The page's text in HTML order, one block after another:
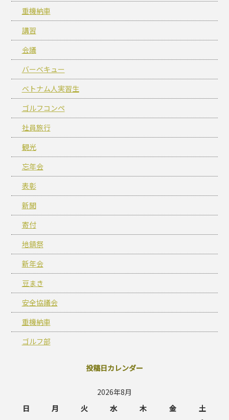
重機納車
講習
会議
バーベキュー
ベトナム人実習生
ゴルフコンペ
社員旅行
観光
忘年会
表彰
新聞
寄付
地鎮祭
新年会
豆まき
安全協議会
重機納車
ゴルフ部
投稿日カレンダー
2026年8月
日
月 火 水 木 金
土